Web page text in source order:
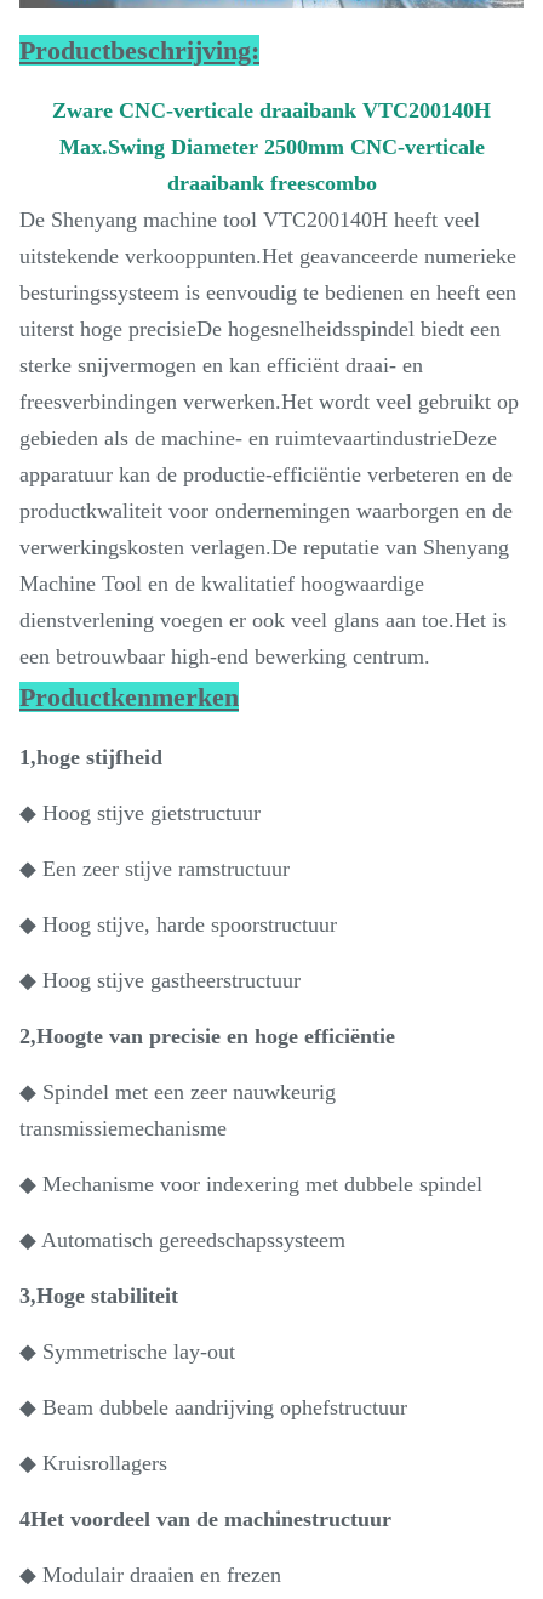
Productbeschrijving:
Zware CNC-verticale draaibank VTC200140H
Max.Swing Diameter 2500mm CNC-verticale
draaibank freescombo
De Shenyang machine tool VTC200140H heeft veel
uitstekende verkooppunten.Het geavanceerde numerieke
besturingssysteem is eenvoudig te bedienen en heeft een
uiterst hoge precisieDe hogesnelheidsspindel biedt een
sterke snijvermogen en kan efficiënt draai- en
freesverbindingen verwerken.Het wordt veel gebruikt op
gebieden als de machine- en ruimtevaartindustrieDeze
apparatuur kan de productie-efficiëntie verbeteren en de
productkwaliteit voor ondernemingen waarborgen en de
verwerkingskosten verlagen.De reputatie van Shenyang
Machine Tool en de kwalitatief hoogwaardige
dienstverlening voegen er ook veel glans aan toe.Het is
een betrouwbaar high-end bewerking centrum.
Productkenmerken
1,hoge stijfheid
◆ Hoog stijve gietstructuur
◆ Een zeer stijve ramstructuur
◆ Hoog stijve, harde spoorstructuur
◆ Hoog stijve gastheerstructuur
2,Hoogte van precisie en hoge efficiëntie
◆ Spindel met een zeer nauwkeurig
transmissiemechanisme
◆ Mechanisme voor indexering met dubbele spindel
◆ Automatisch gereedschapssysteem
3,Hoge stabiliteit
◆ Symmetrische lay-out
◆ Beam dubbele aandrijving ophefstructuur
◆ Kruisrollagers
4Het voordeel van de machinestructuur
◆ Modulair draaien en frezen